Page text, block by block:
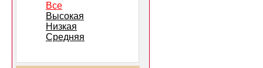
Все
Высокая
Низкая
Средняя